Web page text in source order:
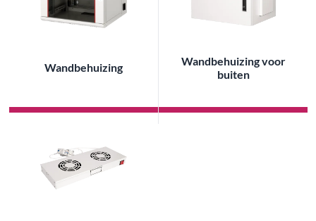
Wandbehuizing
Wandbehuizing voor
buiten